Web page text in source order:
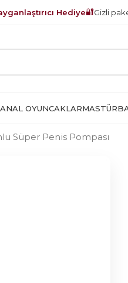
Hediye🔐Gizli
ANAL OYUNCAKLAR
Süper Penis Pompası